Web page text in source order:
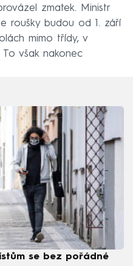
zmatek. Ministr
roušky budou od 1. září
mimo třídy, v
však nakonec
se bez pořádné